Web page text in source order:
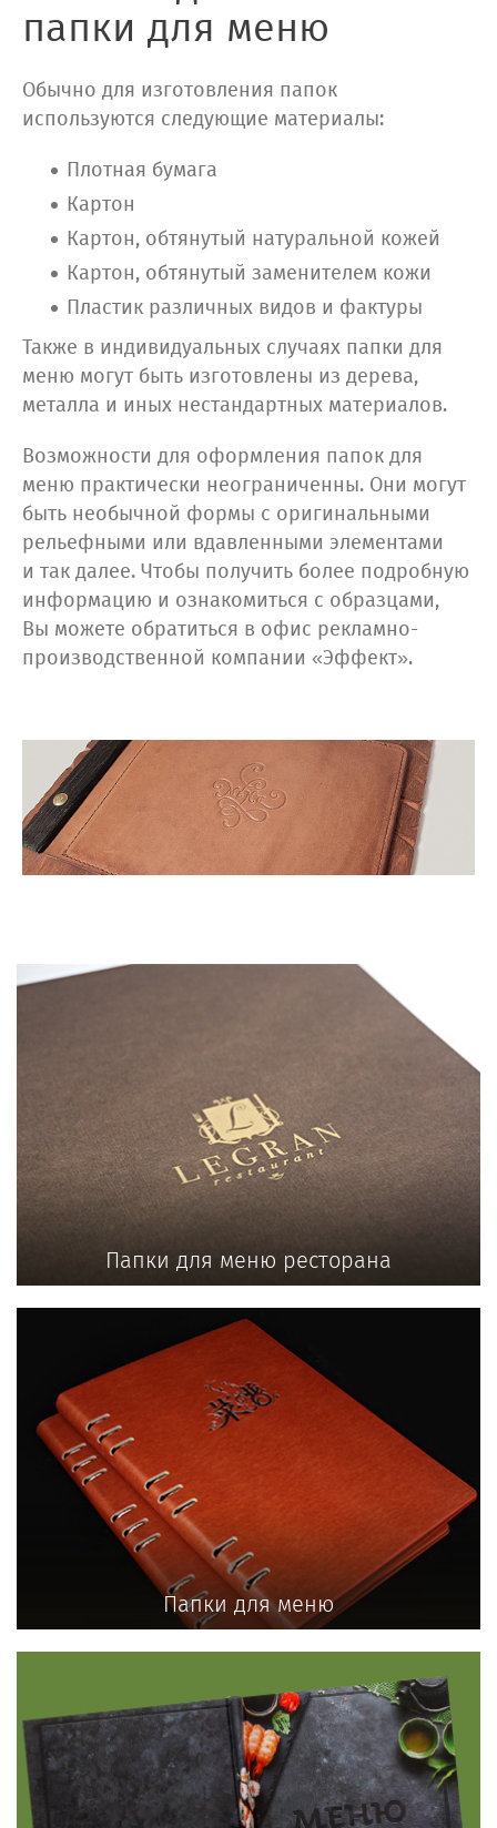
папки для меню
Обычно для изготовления папок
используются следующие материалы:
Плотная бумага
Картон
Картон, обтянутый натуральной кожей
Картон, обтянутый заменителем кожи
Пластик различных видов и фактуры
Также в индивидуальных случаях папки для
меню могут быть изготовлены из дерева,
металла и иных нестандартных материалов.
Возможности для оформления папок для
меню практически неограниченны. Они могут
быть необычной формы с оригинальными
рельефными или вдавленными элементами
и так далее. Чтобы получить более подробную
информацию и ознакомиться с образцами,
Вы можете обратиться в офис рекламно-
производственной компании «Эффект».
Папки для меню ресторана
Папки для меню